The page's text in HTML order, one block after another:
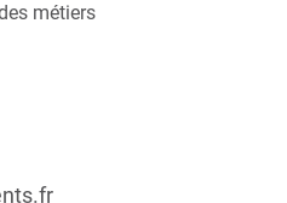
métiers